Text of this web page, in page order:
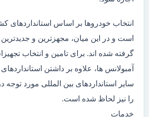
انتخاب خودروها بر اساس استانداردهای
است و در این میان، مجهزترین و جدیدترین
گرفته شده اند. برای تامین و انتخاب
آمبولانس ها، علاوه بر داشتن
سایر استانداردهای بین المللی مورد توجه
را نیز لحاظ شده است.
خدمات